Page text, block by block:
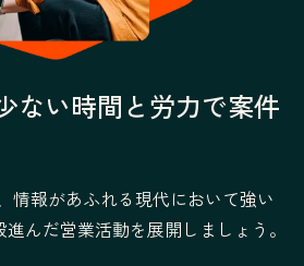
ない時間と労力で案件
情報があふれる現代において強い
んだ営業活動を展開しましょう。